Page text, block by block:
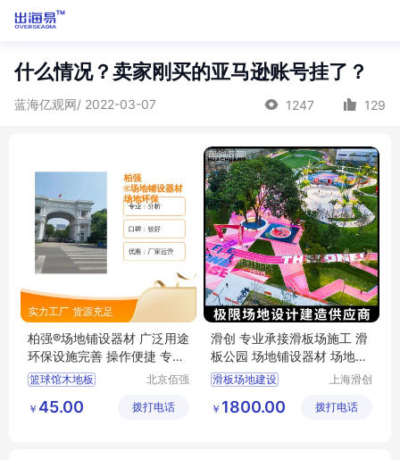
什么情况？卖家刚买的亚马逊账号挂了？
蓝海亿观网/ 2022-03-07 1247 129
柏强®场地铺设器材 广泛用途
环保设施完善 操作便捷 专业
靠谱
篮球馆木地板
体育馆木地板
北京佰强
设施工程
￥ 45.00 拨打电话
滑创 专业承接滑板场施工 滑
板公园 场地铺设器材 场地设
计建造
滑板场地建设
运动装备 滑板场地
上海滑创
工程有限
￥ 1800.00 拨打电话